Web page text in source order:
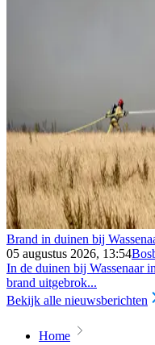
Brand in duinen bij
05 augustus 2026, 13:54
In de duinen bij Wassenaar
brand uitgebrok...
Bekijk alle nieuwsberichten
Home